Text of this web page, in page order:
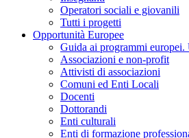
Operatori sociali e giovanili
Tutti i progetti
Opportunità Europee
Guida ai programmi
Associazioni e non-profit
Attivisti di associazioni
Comuni ed Enti Locali
Docenti
Dottorandi
Enti culturali
Enti di formazione